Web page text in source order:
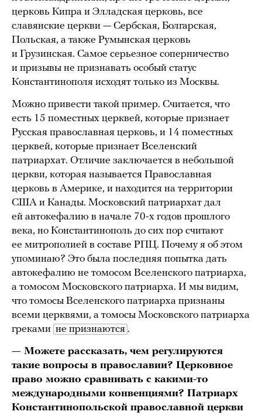
церковь Кипра и Элладская церковь, все
славянские церкви — Сербская, Болгарская,
Польская, а также Румынская церковь
и Грузинская. Самое серьезное соперничество
и призывы не признавать особый статус
Константинополя исходят только из Москвы.
Можно привести такой пример. Считается, что
есть 15 поместных церквей, которые признает
Русская православная церковь, и 14 поместных
церквей, которые признает Вселенский
патриархат. Отличие заключается в небольшой
церкви, которая называется Православная
церковь в Америке, и находится на территории
США и Канады. Московский патриархат дал
ей автокефалию в начале 70-х годов прошлого
века, но Константинополь до сих пор считают
ее митрополией в составе РПЦ. Почему я об этом
упоминаю? Это была последняя попытка дать
автокефалию не томосом Вселенского патриарха,
а томосом Московского патриарха. И мы видим,
что томосы Вселенского патриарха признаны
всеми церквями, а томосы Московского патриарха
греками не признаются .
— Можете рассказать, чем регулируются
такие вопросы в православии? Церковное
право можно сравнивать с какими-то
международными конвенциями? Патриарх
Константинопольской православной церкви